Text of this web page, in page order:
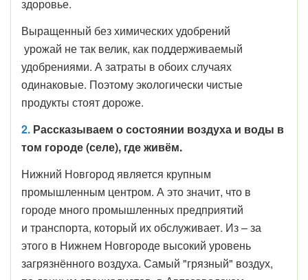
здоровье.
Выращенный без химических удобрений
урожай не так велик, как поддерживаемый
удобрениями. А затраты в обоих случаях
одинаковые. Поэтому экологически чистые
продукты стоят дороже.
2. Рассказываем о состоянии воздуха и воды в
том городе (селе), где живём.
Нижний Новгород является крупным
промышленным центром. А это значит, что в
городе много промышленных предприятий
и транспорта, который их обслуживает. Из – за
этого в Нижнем Новгороде высокий уровень
загрязнённого воздуха. Самый "грязный" воздух,